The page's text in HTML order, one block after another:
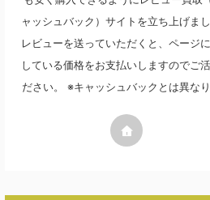
ャッシュバック）サイトを立ち上げまし
レビューを送っていただくと、ページ
している価格をお支払いしますのでご活
ださい。 ※キャッシュバックとは異な